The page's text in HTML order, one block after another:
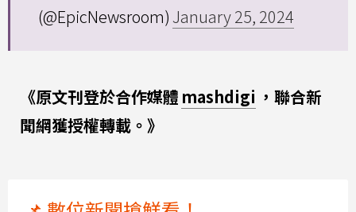
(@EpicNewsroom) January 25, 2024
《原文刊登於合作媒體 mashdigi ，聯合新
聞網獲授權轉載。》